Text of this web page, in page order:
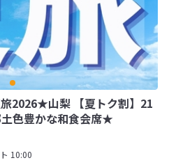
2026★山梨 【夏トク割】21
色豊かな和食会席★
10:00